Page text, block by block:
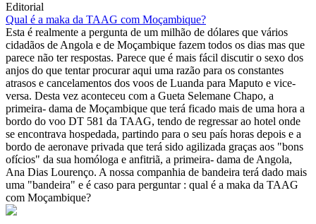
Editorial
Qual é a maka da TAAG com Moçambique?
Esta é realmente a pergunta de um milhão de dólares que vários
cidadãos de Angola e de Moçambique fazem todos os dias mas que
parece não ter respostas. Parece que é mais fácil discutir o sexo dos
anjos do que tentar procurar aqui uma razão para os constantes
atrasos e cancelamentos dos voos de Luanda para Maputo e vice-
versa. Desta vez aconteceu com a Gueta Selemane Chapo, a
primeira- dama de Moçambique que terá ficado mais de uma hora a
bordo do voo DT 581 da TAAG, tendo de regressar ao hotel onde
se encontrava hospedada, partindo para o seu país horas depois e a
bordo de aeronave privada que terá sido agilizada graças aos "bons
ofícios" da sua homóloga e anfitriã, a primeira- dama de Angola,
Ana Dias Lourenço. A nossa companhia de bandeira terá dado mais
uma "bandeira" e é caso para perguntar : qual é a maka da TAAG
com Moçambique?